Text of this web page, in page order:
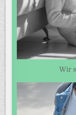
Wir